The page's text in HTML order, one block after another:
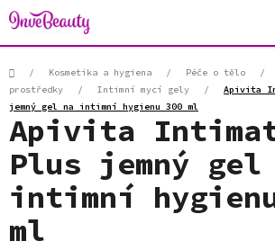
Přejít
na
obsah
Domů/ Kosmetika a hygiena / Péče o tělo /
prostředky
/ Intimní mycí gely /
Apivita
jemný gel na intimní hygienu 300 ml
Apivita
Plus jemný gel
intimní
ml